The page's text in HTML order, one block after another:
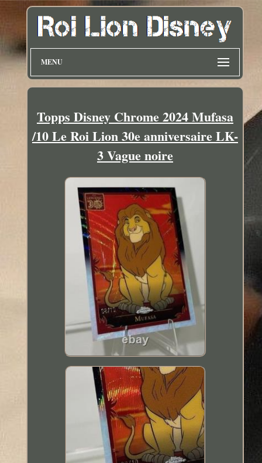
MENU
Topps Disney Chrome 2024 Mufasa
/10 Le Roi Lion 30e anniversaire LK-
3 Vague noire